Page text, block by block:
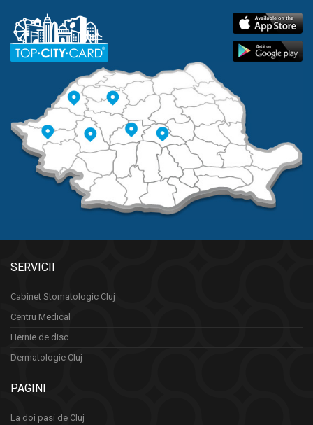
SERVICII
Cabinet Stomatologic Cluj
Centru Medical
Hernie de disc
Dermatologie Cluj
PAGINI
La doi pasi de Cluj